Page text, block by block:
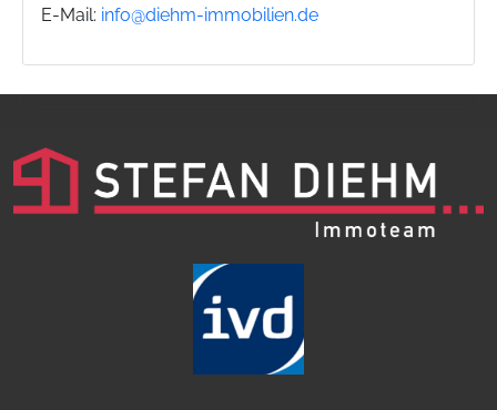
E-Mail: info@diehm-immobilien.de